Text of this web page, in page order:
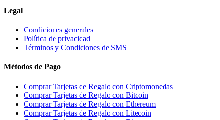
Legal
Condiciones generales
Política de privacidad
Términos y Condiciones de SMS
Métodos de Pago
Comprar Tarjetas de Regalo con Criptomonedas
Comprar Tarjetas de Regalo con Bitcoin
Comprar Tarjetas de Regalo con Ethereum
Comprar Tarjetas de Regalo con Litecoin